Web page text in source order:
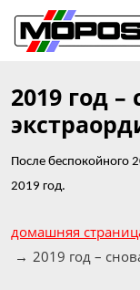
2019 год –
После беспокойного
2019 год.
домашняя
2019 год –